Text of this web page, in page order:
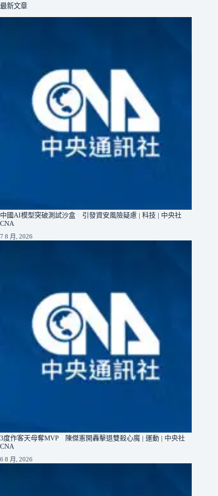
最新文章
中國AI模型突破測試沙盒 引發資安風險疑慮 | 科技 | 中央社
CNA
7 8 月, 2026
3度作客天母奪MVP 陳傑憲開轟擊退雙殺心魔 | 運動 | 中央社
CNA
6 8 月, 2026